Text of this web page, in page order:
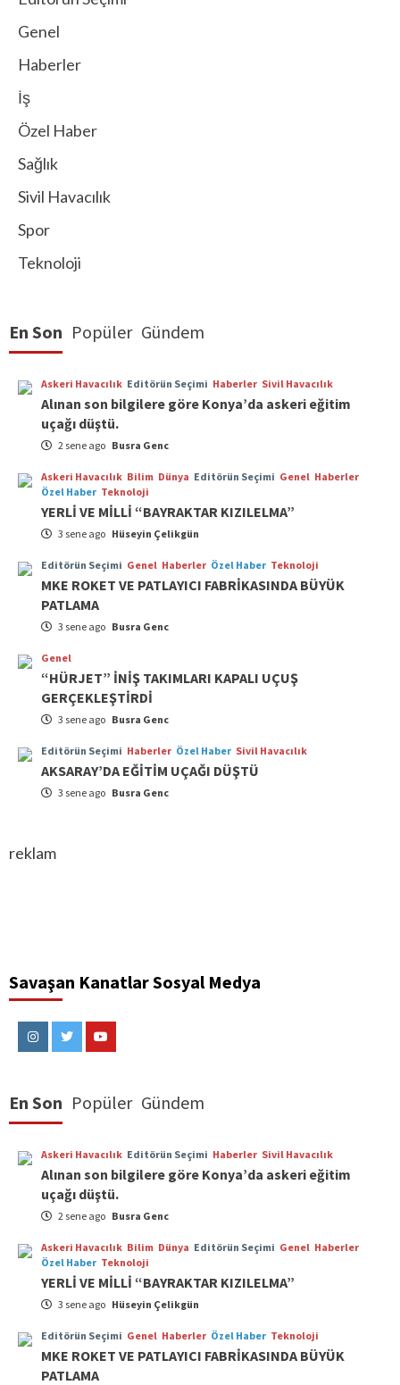
Genel
Haberler
İş
Özel Haber
Sağlık
Sivil Havacılık
Spor
Teknoloji
En Son Popüler Gündem
Askeri Havacılık Editörün Seçimi Haberler Sivil Havacılık
Alınan son bilgilere göre Konya’da askeri eğitim
uçağı düştü.
2 sene ago Busra Genc
Askeri Havacılık Bilim Dünya Editörün Seçimi Genel Haberler
Özel Haber Teknoloji
YERLİ VE MİLLİ “BAYRAKTAR KIZILELMA”
3 sene ago Hüseyin Çelikgün
Editörün Seçimi Genel Haberler Özel Haber Teknoloji
MKE ROKET VE PATLAYICI FABRİKASINDA BÜYÜK
PATLAMA
3 sene ago Busra Genc
Genel
“HÜRJET” İNİŞ TAKIMLARI KAPALI UÇUŞ
GERÇEKLEŞTİRDİ
3 sene ago Busra Genc
Editörün Seçimi Haberler Özel Haber Sivil Havacılık
AKSARAY’DA EĞİTİM UÇAĞI DÜŞTÜ
3 sene ago Busra Genc
reklam
Savaşan Kanatlar Sosyal Medya
InstagramTwitterYoutube
En Son Popüler Gündem
Askeri Havacılık Editörün Seçimi Haberler Sivil Havacılık
Alınan son bilgilere göre Konya’da askeri eğitim
uçağı düştü.
2 sene ago Busra Genc
Askeri Havacılık Bilim Dünya Editörün Seçimi Genel Haberler
Özel Haber Teknoloji
YERLİ VE MİLLİ “BAYRAKTAR KIZILELMA”
3 sene ago Hüseyin Çelikgün
Editörün Seçimi Genel Haberler Özel Haber Teknoloji
MKE ROKET VE PATLAYICI FABRİKASINDA BÜYÜK
PATLAMA